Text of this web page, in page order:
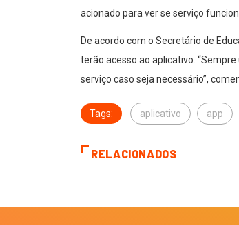
acionado para ver se serviço
De acordo com o Secretário de
terão acesso ao aplicativo.
serviço caso seja necessário”,
Tags: aplicativo app
RELACIONADOS